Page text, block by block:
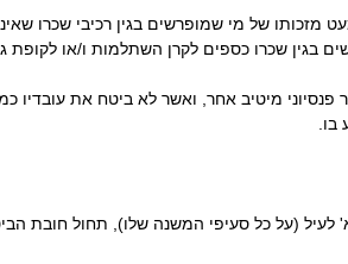
בגין שכרו כספים לקרן השתלמות ו/או
מיטיב אחר, ואשר לא ביטח את עובדיו
לאמור בצו זה ובעיקר בסעיף 4א' לעיל (על כל סעיפי